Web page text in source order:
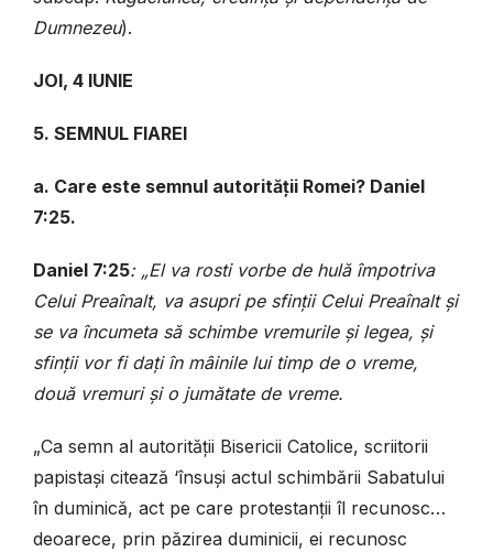
Dumnezeu).
JOI, 4 IUNIE
5. SEMNUL FIAREI
a. Care este semnul autorității Romei? Daniel
7:25.
Daniel 7:25: „El va rosti vorbe de hulă împotriva
Celui Preaînalt, va asupri pe sfinții Celui Preaînalt și
se va încumeta să schimbe vremurile și legea, și
sfinții vor fi dați în mâinile lui timp de o vreme,
două vremuri și o jumătate de vreme.
„Ca semn al autorității Bisericii Catolice, scriitorii
papistași citează ‘însuși actul schimbării Sabatului
în duminică, act pe care protestanții îl recunosc…
deoarece, prin păzirea duminicii, ei recunosc